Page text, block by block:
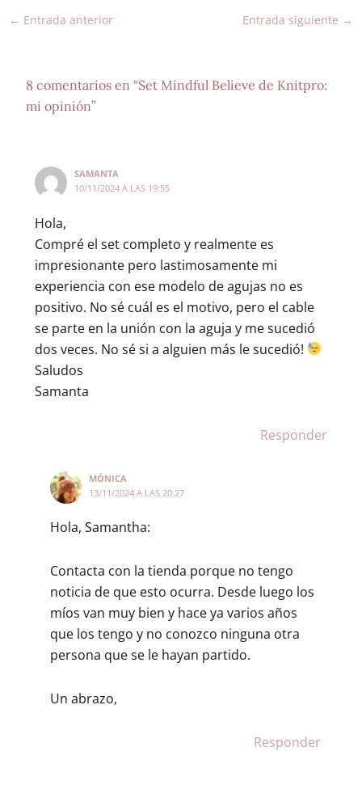
← Entrada anterior Entrada siguiente →
8 comentarios en “Set Mindful Believe de Knitpro:
mi opinión”
SAMANTA
10/11/2024 A LAS 19:55
Hola,
Compré el set completo y realmente es
impresionante pero lastimosamente mi
experiencia con ese modelo de agujas no es
positivo. No sé cuál es el motivo, pero el cable
se parte en la unión con la aguja y me sucedió
dos veces. No sé si a alguien más le sucedió!
Saludos
Samanta
Responder
MÓNICA
13/11/2024 A LAS 20:27
Hola, Samantha:
Contacta con la tienda porque no tengo
noticia de que esto ocurra. Desde luego los
míos van muy bien y hace ya varios años
que los tengo y no conozco ninguna otra
persona que se le hayan partido.
Un abrazo,
Responder